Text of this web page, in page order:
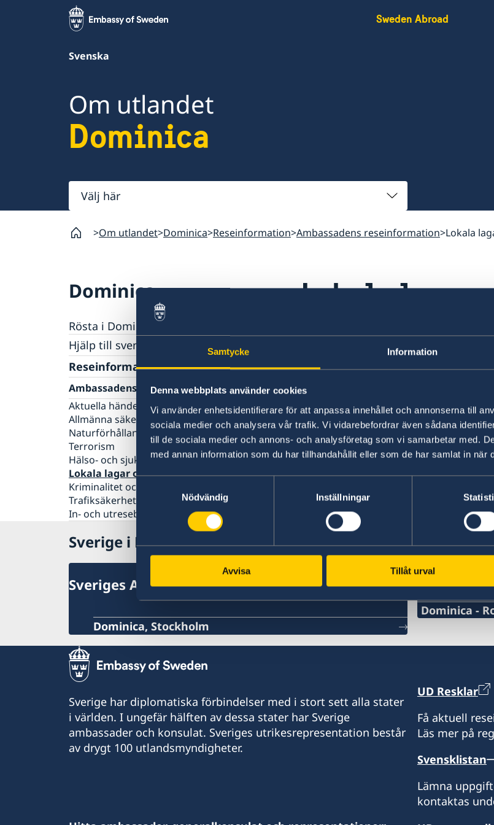
Samtycke Information
Denna webbplats använder cookies
Vi använder enhetsidentifierare för att anpassa innehållet och annonserna till
sociala medier och analysera vår trafik. Vi vidarebefordrar även sådana
till de sociala medier och annons- och analysföretag som vi samarbetar med.
med annan information som du har tillhandahållit eller som de har samlat in när
Nödvändig
Inställningar
Avvisa Tillåt urval
Sweden Abroad
Svenska
Om utlandet
Dominica
Välj
här
Om utlandet Dominica Reseinformation Ambassadens reseinformation Lokala
Dominica
Rösta i Dominica
Hjälp till svenskar i Dominica
Rösta i Dominica
Pass utomlands
Förlust av pass
Gifta sig utomlands
Legaliseringar/apostille
Reseinformation
Ambassadens reseinformation
Aktuella händelser
Allmänna säkerhetsläget
Naturförhållanden och katastrofer
Terrorism
Hälso- och sjukvård
Lokala lagar och sedvänjor
Kriminalitet och personlig säkerhet
Trafiksäkerhet
In- och utresebestämmelser
Lokala lagar
Det är viktigt att respektera lokala
Sverige i Dominica
Sveriges Ambassad
Dominica, Stockholm
Svenska
Dominica -
Email adress
Sveriges
71 Old Street
Roseau
Dominica
Sverige har diplomatiska förbindelser med i stort sett alla stater
i världen. I ungefär hälften av dessa stater har Sverige
ambassader och konsulat. Sveriges utrikesrepresentation består
av drygt 100 utlandsmyndigheter.
UD Resklar
Få aktuell
Läs mer på
Svensklistan
Lämna
kontaktas